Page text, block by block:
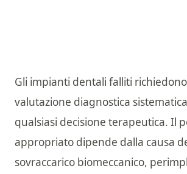
Gli impianti dentali falliti
valutazione diagnostica
qualsiasi decisione terapeutica. Il
appropriato dipende dalla causa
sovraccarico biomeccanico,